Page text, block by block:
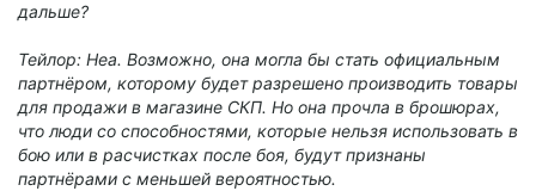
дальше?
Тейлор: Неа. Возможно, она могла бы стать официальным
партнёром, которому будет разрешено производить товары
для продажи в магазине СКП. Но она прочла в брошюрах,
что люди со способностями, которые нельзя использовать в
бою или в расчистках после боя, будут признаны
партнёрами с меньшей вероятностью.